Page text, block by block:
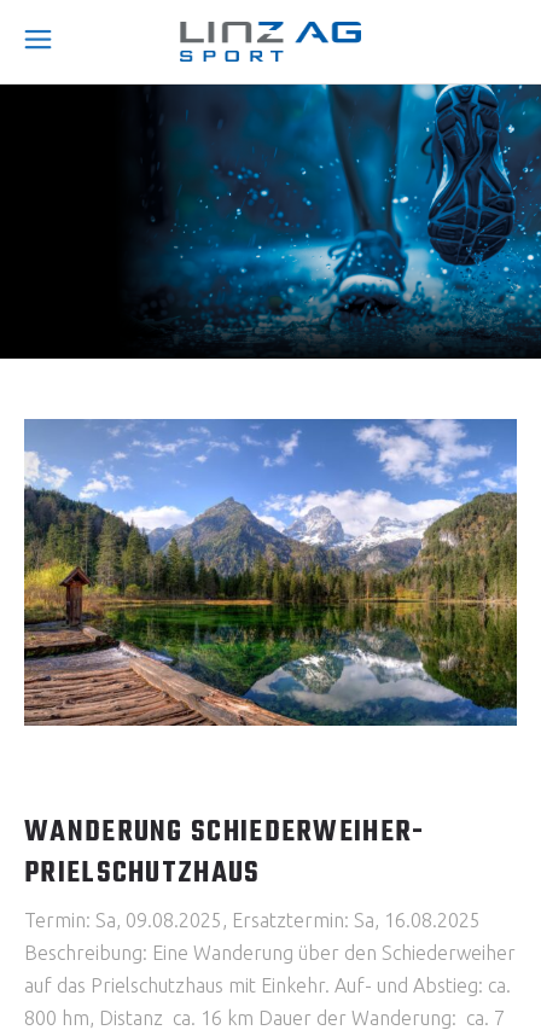
WANDERUNG SCHIEDERWEIHER-
PRIELSCHUTZHAUS
Termin: Sa, 09.08.2025, Ersatztermin: Sa, 16.08.2025
Beschreibung: Eine Wanderung über den Schiederweiher
auf das Prielschutzhaus mit Einkehr. Auf- und Abstieg: ca.
800 hm, Distanz ca. 16 km Dauer der Wanderung: ca. 7